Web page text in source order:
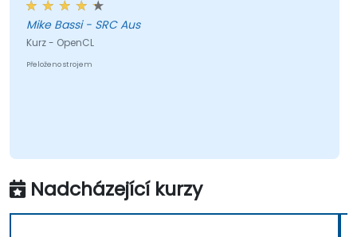
Mike Bassi - SRC Aus
Kurz - OpenCL
Přeloženo strojem
Nadcházející kurzy